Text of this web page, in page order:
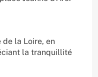
la Loire, en
la tranquillité